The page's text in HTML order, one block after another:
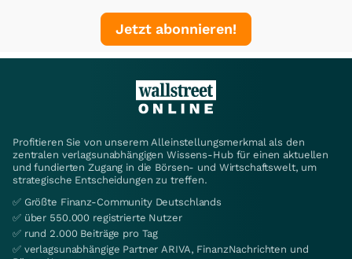
Jetzt abonnieren!
Profitieren Sie von unserem Alleinstellungsmerkmal als den
zentralen verlagsunabhängigen Wissens-Hub für einen aktuellen
und fundierten Zugang in die Börsen- und Wirtschaftswelt, um
strategische Entscheidungen zu treffen.
✅ Größte Finanz-Community Deutschlands
✅ über 550.000 registrierte Nutzer
✅ rund 2.000 Beiträge pro Tag
✅ verlagsunabhängige Partner ARIVA, FinanzNachrichten und